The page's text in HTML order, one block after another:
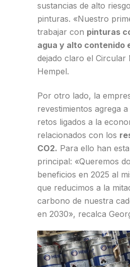
sustancias de alto
pinturas. «Nuestro
trabajar con pinturas
agua y alto contenido
dejado claro el Circular
Hempel.
Por otro lado, la
revestimientos agrega
retos ligados a la
relacionados con los
CO2. Para ello han
principal: «Queremos
beneficios en 2025 al
que reducimos a la
carbono de nuestra
en 2030», recalca